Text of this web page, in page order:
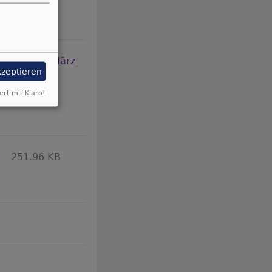
(März
251.96 KB
mit Klaro!